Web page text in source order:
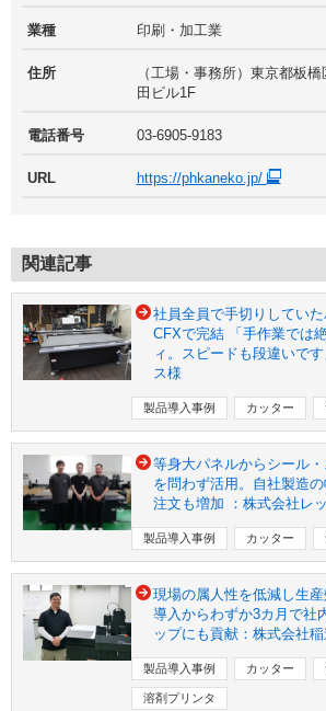
業種 印刷・加工業
住所
（工場・事務所）東京都板
田ビル1F
電話番号 03-6905-9183
URL https://phkaneko.jp/
関連記事
社員全員で手切りしてい
CFXで完結 「手作業では
ィ。スピードも段違いで
ス様
製品導入事例 カッター
等身大パネルからシール
を問わず活用。自社製造
注文も増加 ：株式会社レ
製品導入事例 カッター
現場の属人性を低減し生
導入からわずか3カ月で社
ップにも貢献：株式会社
製品導入事例 カッター
溶剤プリンタ